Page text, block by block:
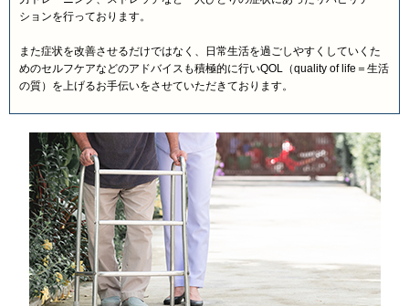
ションを行っております。
また症状を改善させるだけではなく、日常生活を過ごしやすくしていくた
めのセルフケアなどのアドバイスも積極的に行いQOL（quality of life＝生活
の質）を上げるお手伝いをさせていただきております。